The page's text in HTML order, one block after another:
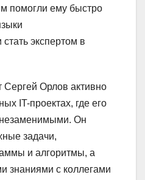
помогли ему быстро
экспертом в
Сергей Орлов активно
IT-проектах, где его
Он
задачи,
и алгоритмы, а
знаниями с коллегами